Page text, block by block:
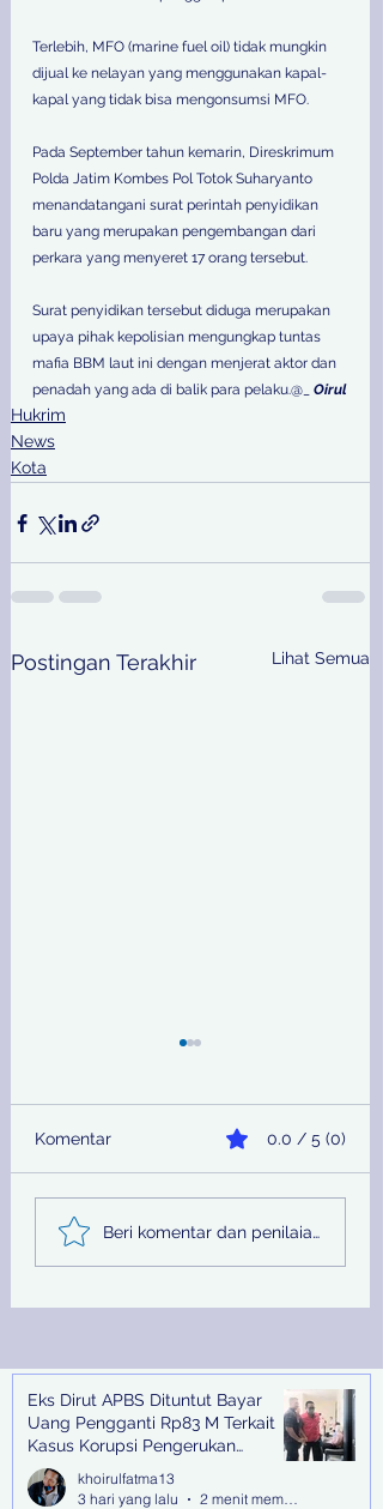
Terlebih, MFO (marine fuel oil) tidak mungkin
dijual ke nelayan yang menggunakan kapal-
kapal yang tidak bisa mengonsumsi MFO.
Pada September tahun kemarin, Direskrimum
Polda Jatim Kombes Pol Totok Suharyanto
menandatangani surat perintah penyidikan
baru yang merupakan pengembangan dari
perkara yang menyeret 17 orang tersebut.
Surat penyidikan tersebut diduga merupakan
upaya pihak kepolisian mengungkap tuntas
mafia BBM laut ini dengan menjerat aktor dan
penadah yang ada di balik para pelaku.@_ Oirul
Hukrim
News
Kota
Postingan Terakhir Lihat Semua
Sinergi Bea Cukai dan
Satgaspam Lanudal
Juanda Gagalkan
Komentar 0.0 / 5 (0)
Beri komentar dan penilaian...
Recent Posts
Eks Dirut APBS Dituntut Bayar
Uang Pengganti Rp83 M Terkait
Kasus Korupsi Pengerukan
Tanjung Perak
khoirulfatma13
3 hari yang lalu
2 menit membaca